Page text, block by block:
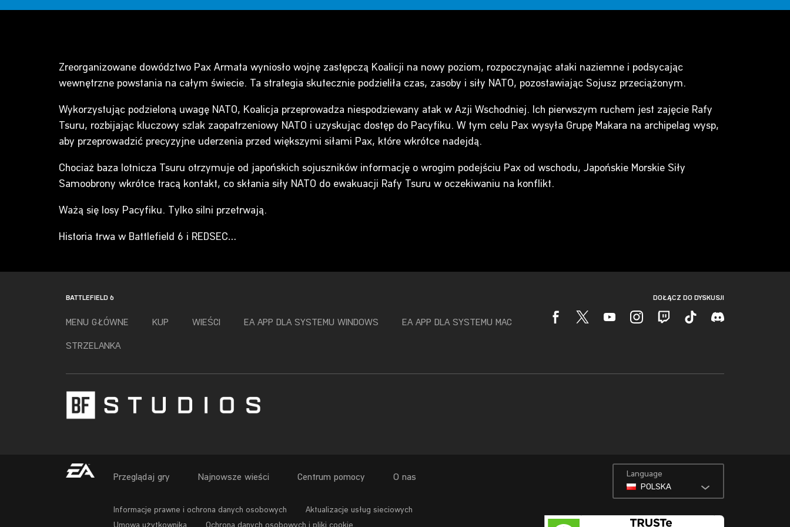
Zreorganizowane dowództwo Pax Armata wyniosło wojnę zastępczą Koalicji na nowy poziom, rozpoczynając ataki naziemne i podsycając
wewnętrzne powstania na całym świecie. Ta strategia skutecznie podzieliła czas, zasoby i siły NATO, pozostawiając Sojusz przeciążonym.
Wykorzystując podzieloną uwagę NATO, Koalicja przeprowadza niespodziewany atak w Azji Wschodniej. Ich pierwszym ruchem jest zajęcie Rafy
Tsuru, rozbijając kluczowy szlak zaopatrzeniowy NATO i uzyskując dostęp do Pacyfiku. W tym celu Pax wysyła Grupę Makara na archipelag wysp,
aby przeprowadzić precyzyjne uderzenia przed większymi siłami Pax, które wkrótce nadejdą.
Chociaż baza lotnicza Tsuru otrzymuje od japońskich sojuszników informację o wrogim podejściu Pax od wschodu, Japońskie Morskie Siły
Samoobrony wkrótce tracą kontakt, co skłania siły NATO do ewakuacji Rafy Tsuru w oczekiwaniu na konflikt.
Ważą się losy Pacyfiku. Tylko silni przetrwają.
Historia trwa w Battlefield 6 i REDSEC…